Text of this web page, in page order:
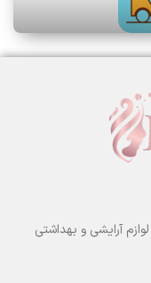
آرایشی و بهداشتی